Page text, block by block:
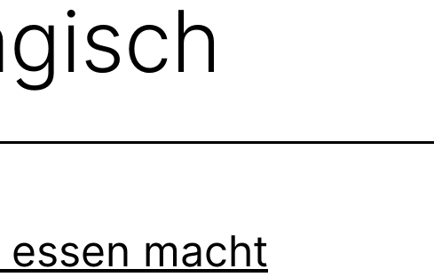
essen macht